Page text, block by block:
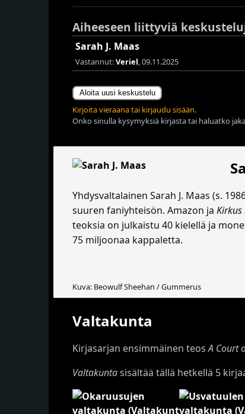
Aiheeseen liittyviä
Sarah J. Maas
Vastannut:Veriel, 09.11.2025
Aloita uusi keskustelu
Kirjoita vieraana tai kirjaudu sisään.
Onko sinulla kysymyksiä kirjasta tai haluatko
Yhdysvaltalainen Sarah J. Maas (s.
suuren faniyhteisön. Amazon ja Kirkus
teoksia on julkaistu 40 kielellä ja
75 miljoonaa kappaletta.
Kuva: Beowulf Sheehan / Gummerus
Valtakunta
Kirjasarjan ensimmäinen teosA Court
Valtakuntasisältää tällä hetkellä 5